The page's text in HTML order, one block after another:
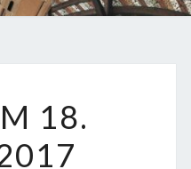
18.